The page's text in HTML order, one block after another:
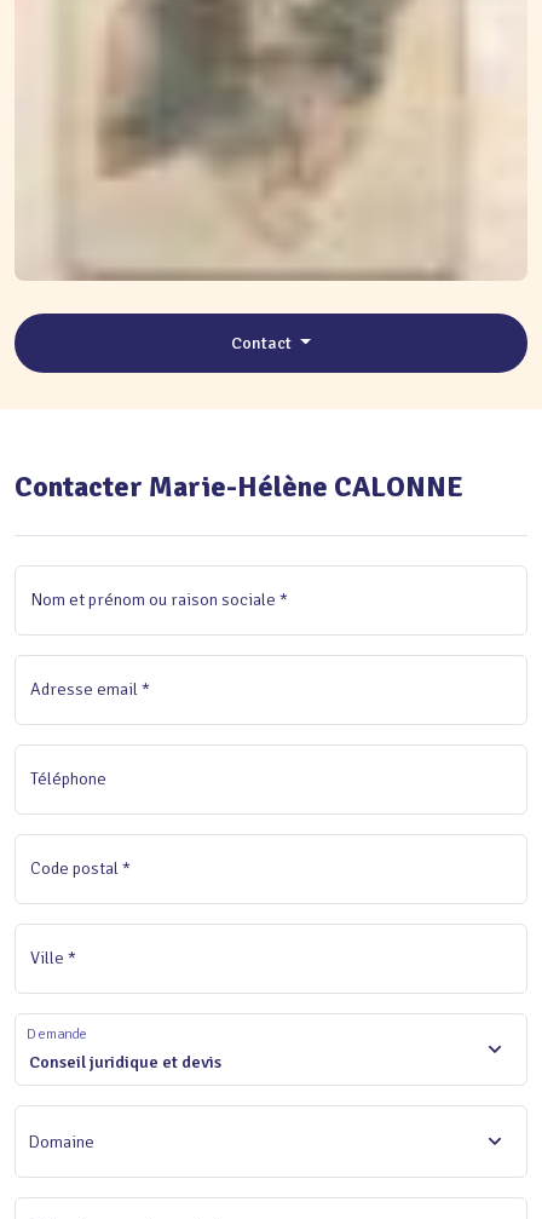
Contact
Contacter Marie-Hélène CALONNE
Nom et prénom ou raison sociale *
Adresse email *
Téléphone
Code postal *
Ville *
Conseil juridique et devis
Demande
Domaine